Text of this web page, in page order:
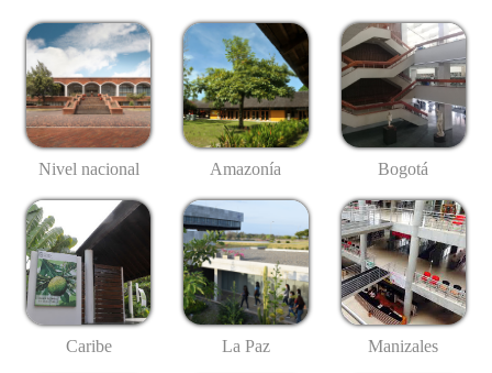
Nivel nacional Amazonía Bogotá
Caribe La Paz Manizales